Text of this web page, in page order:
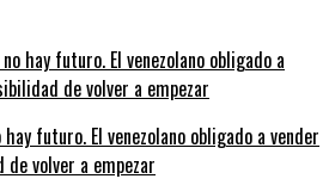
futuro. El venezolano obligado a vender
volver a empezar